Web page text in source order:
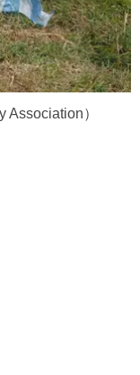
Association）